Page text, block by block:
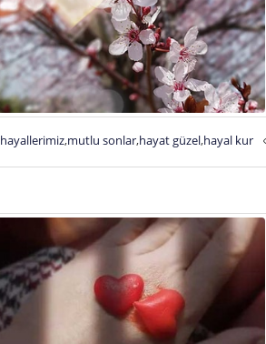
hayallerimiz,mutlu sonlar,hayat güzel,hayal kur